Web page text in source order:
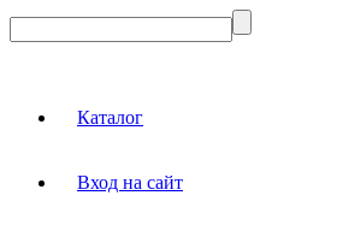
Каталог
Вход на сайт